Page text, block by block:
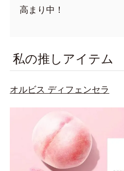
高まり中！
私の推しアイテム
オルビス ディフェンセラ